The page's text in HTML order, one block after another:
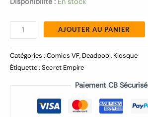
AJOUTER AU PANIER
Catégories : Comics VF, Deadpool, Kiosque
Étiquette : Secret Empire
Paiement CB Sécurisé